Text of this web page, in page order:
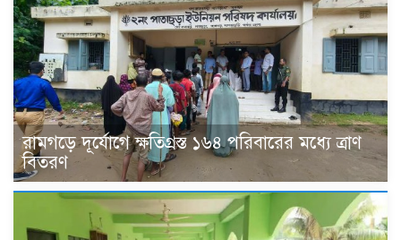
রামগড়ে দূর্যোগে ক্ষতিগ্রস্ত ১৬৪ পরিবারের মধ্যে ত্রাণ
বিতরণ